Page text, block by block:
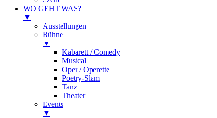
WO GEHT WAS?
▼
Ausstellungen
Bühne
▼
Kabarett / Comedy
Musical
Oper / Operette
Poetry-Slam
Tanz
Theater
Events
▼